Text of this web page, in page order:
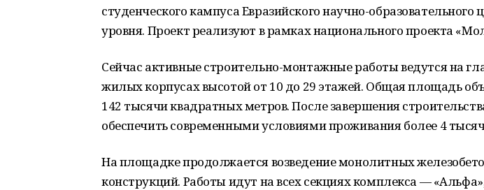
студенческого кампуса Евразийского научно-образовательного
уровня. Проект реализуют в рамках национального проекта
Сейчас активные строительно-монтажные работы ведутся на
жилых корпусах высотой от 10 до 29 этажей. Общая площадь
142 тысячи квадратных метров. После завершения
обеспечить современными условиями проживания более 4
На площадке продолжается возведение монолитных
конструкций. Работы идут на всех секциях комплекса —